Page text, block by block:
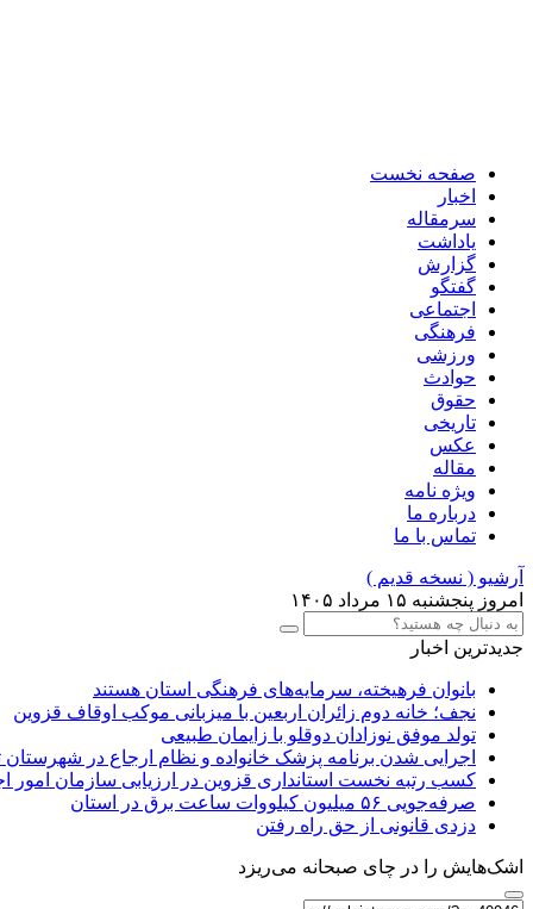
صفحه نخست
اخبار
سرمقاله
یاداشت
گزارش
گفتگو
اجتماعی
فرهنگی
ورزشی
حوادث
حقوق
تاریخی
عکس
مقاله
ویژه نامه
درباره ما
تماس با ما
آرشیو ( نسخه قدیم )
امروز پنجشنبه ۱۵ مرداد ۱۴۰۵
جدیدترین اخبار
بانوان فرهیخته، سرمایه‌های فرهنگی استان هستند
نجف؛ خانه دوم زائران اربعین با میزبانی موکب اوقاف قزوین
تولد موفق نوزادان دوقلو با زایمان طبیعی
اجرایی شدن برنامه پزشک خانواده و نظام ارجاع در شهرستان
کسب رتبه نخست استانداری قزوین در ارزیابی سازمان امور
صرفه‌جویی ۵۶ میلیون کیلووات‌ ساعت برق در استان
دزدی قانونی از حق راه رفتن
اشک‌هایش را در چای صبحانه می‌ریزد